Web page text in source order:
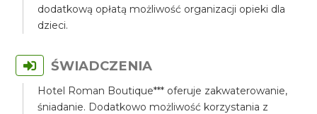
dodatkową opłatą możliwość organizacji opieki dla
dzieci.
ŚWIADCZENIA
Hotel Roman Boutique*** oferuje zakwaterowanie,
śniadanie. Dodatkowo możliwość korzystania z